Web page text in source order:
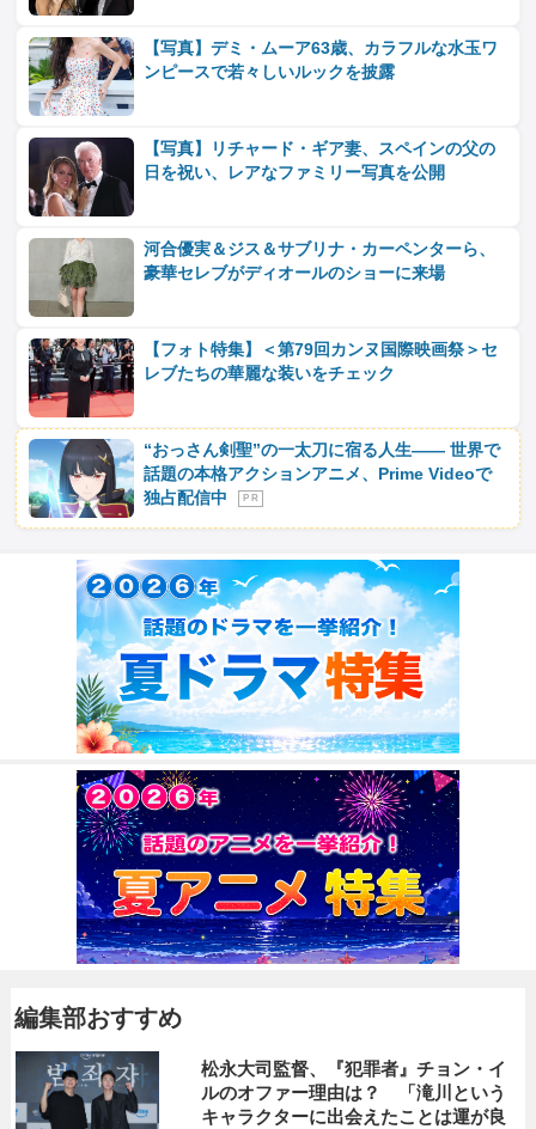
【写真】デミ・ムーア63歳、カラフルな水玉ワ
ンピースで若々しいルックを披露
【写真】リチャード・ギア妻、スペインの父の
日を祝い、レアなファミリー写真を公開
河合優実＆ジス＆サブリナ・カーペンターら、
豪華セレブがディオールのショーに来場
【フォト特集】＜第79回カンヌ国際映画祭＞セ
レブたちの華麗な装いをチェック
“おっさん剣聖”の一太刀に宿る人生―― 世界で
話題の本格アクションアニメ、Prime Videoで
独占配信中
P R
編集部おすすめ
松永大司監督、『犯罪者』チョン・イ
ルのオファー理由は？ 「滝川という
キャラクターに出会えたことは運が良